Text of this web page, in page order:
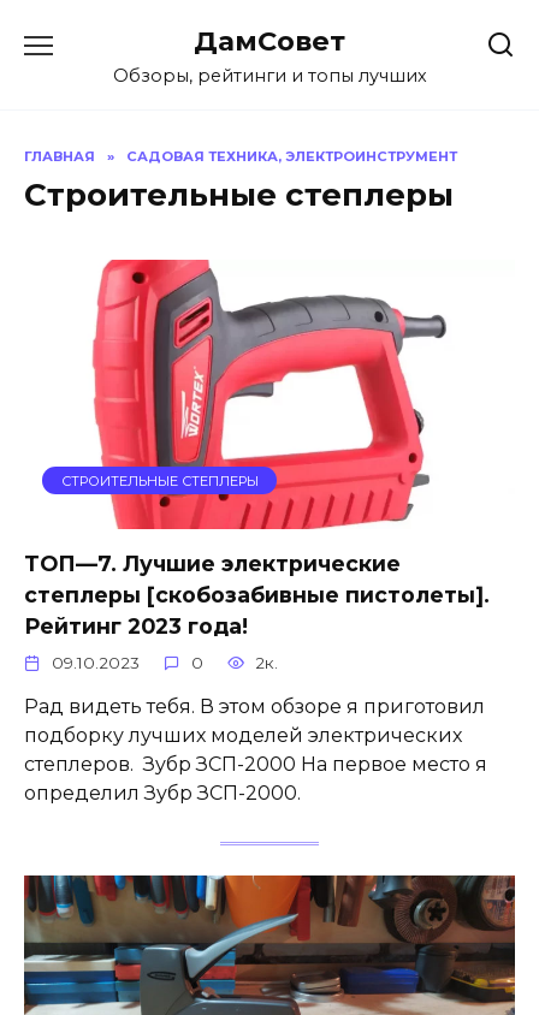
содержанию
ДамСовет
Обзоры, рейтинги и топы лучших
ГЛАВНАЯ » САДОВАЯ ТЕХНИКА, ЭЛЕКТРОИНСТРУМЕНТ
Строительные степлеры
СТРОИТЕЛЬНЫЕ СТЕПЛЕРЫ
ТОП—7. Лучшие электрические
степлеры [скобозабивные пистолеты].
Рейтинг 2023 года!
09.10.2023 0 2к.
Рад видеть тебя. В этом обзоре я приготовил
подборку лучших моделей электрических
степлеров. Зубр ЗСП-2000 На первое место я
определил Зубр ЗСП-2000.